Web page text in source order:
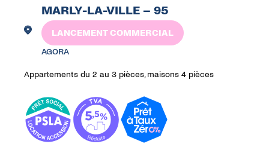
MARLY-LA-VILLE – 95
LANCEMENT COMMERCIAL
AGORA
Appartements du 2 au 3 pièces, maisons 4 pièces